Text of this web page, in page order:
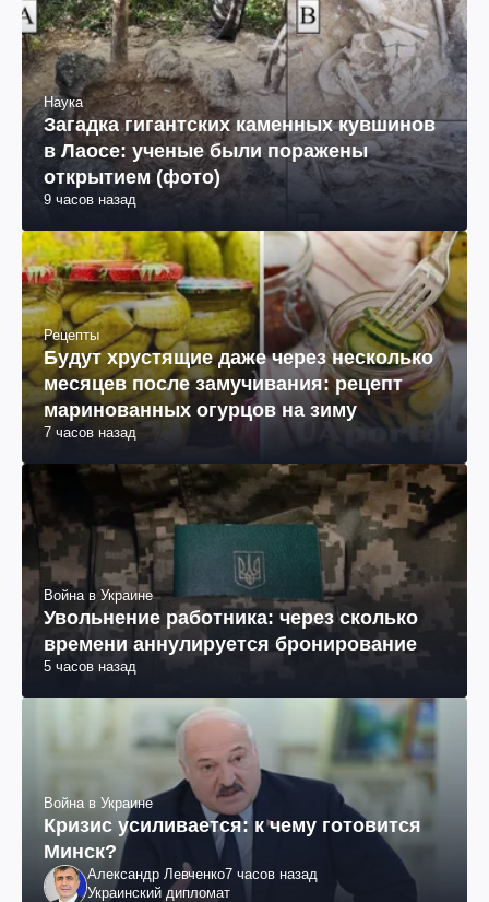
Наука
Загадка гигантских каменных кувшинов
в Лаосе: ученые были поражены
открытием (фото)
9 часов назад
Рецепты
Будут хрустящие даже через несколько
месяцев после замучивания: рецепт
маринованных огурцов на зиму
7 часов назад
Война в Украине
Увольнение работника: через сколько
времени аннулируется бронирование
5 часов назад
Война в Украине
Кризис усиливается: к чему готовится
Минск?
Александр Левченко7 часов назад
Украинский дипломат